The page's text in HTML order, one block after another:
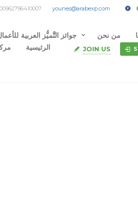
younes@arabexp.com
جوائز التَّميُّز العربية من نحن
الرئيسية JOIN US